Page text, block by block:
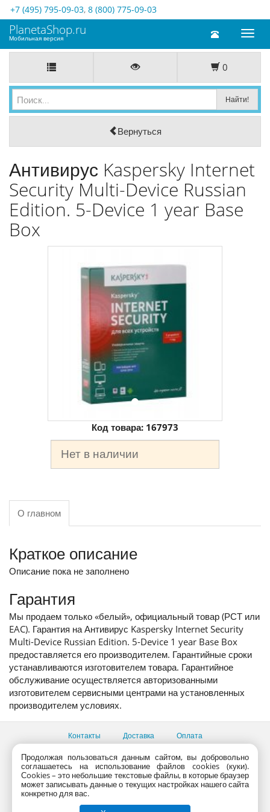
+7 (495) 795-09-03, 8 (800) 775-09-03
Toggle
PlanetaShop.ru
Мобильная версия
0
Вернуться
Антивирус Kaspersky Internet
Security Multi-Device Russian
Edition. 5-Device 1 year Base
Box
Код товара: 167973
Нет в наличии
О главном
Краткое описание
Описание пока не заполнено
Гарантия
Мы продаем только «белый», официальный товар (РСТ или
EAC). Гарантия на Антивирус Kaspersky Internet Security
Multi-Device Russian Edition. 5-Device 1 year Base Box
предоставляется его производителем. Гарантийные сроки
устанавливаются изготовителем товара. Гарантийное
обслуживание осуществляется авторизованными
изготовителем сервисными центрами на установленных
производителем условиях.
Контакты Доставка Оплата
Все пункты выдачи
Консультации продавцов по телефону:+7 (495) 795-09-03,
+7 (800) 775-09-03
PlanetaShop.ru © 2000 - 2017 | Все права защищены
Продолжая пользоваться данным сайтом, вы добровольно
соглашаетесь на использование файлов cookies (куки).
Сookies – это небольшие текстовые файлы, в которые браузер
может записывать данные о текущих настройках нашего сайта
конкретно для вас.